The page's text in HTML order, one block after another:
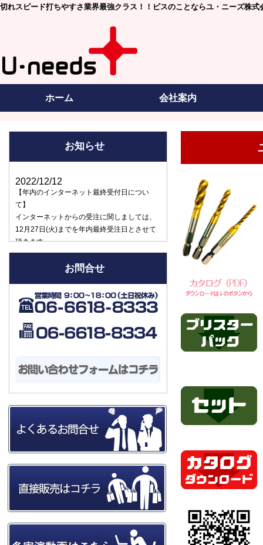
切れスピード打ちやすさ業界最強クラス！！ビスのことならユ・ニーズ株
ホーム 会社案内
お知らせ
2022/12/12
【年内のインターネット最終受付日につい
て】
インターネットからの受注に関しましては、
12月27日(火)までを年内最終受注日とさせて
頂きます。
2022年12月28日(水)から2022年1月4日(水)ま
では年末年始休業とさせて頂きます。
2021/12/17
て】
頂きます。
では年末年始休業とさせて頂きます。
2021/01/22
六角軸コバルトドリル セブンブレイドのペー
ジを追加しました!!
2021/01/21
2020/12/11
【年内のインターネット最終受付日につい
て】
インターネットからの受注に関しましては、
12月24日(木)までを年内最終受注日とさせて
お問合せ